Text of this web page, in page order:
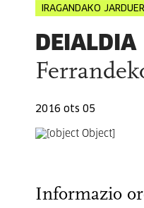
IRAGANDAKO
DEIALDIA
2016 ots 05
Informazio